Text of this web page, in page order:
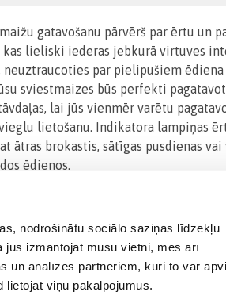
nodrošinātu sociālo saziņas līdzekļu
jūs izmantojat mūsu vietni, mēs arī
un analīzes partneriem, kuri to var
viņu pakalpojumus.
gatavošanu pārvērš par ērtu un
lieliski iederas jebkurā virtuves
par pielipušiem
sviestmaizes būs perfekti
lai jūs vienmēr varētu
lietošanu. Indikatora lampiņas
ātras brokastis, sātīgas pusdienas
ēdienos.